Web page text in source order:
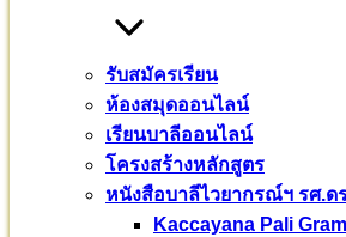
รับสมัครเรียน
ห้องสมุดออนไลน์
เรียนบาลีออนไลน์
โครงสร้างหลักสูตร
หนังสือบาลีไวยากรณ์ฯ รศ.ด
Kaccayana Pali
งานไหนทำได้ ให้รีบทำ
ปรับภูมิทัศน์ปลูกต้นไม้
ท่านอาจารย์เจ้าคุณพระธรรมวชิราจาร
พวกเราต้องสร้างวัดให้เป็นไปตามพระ